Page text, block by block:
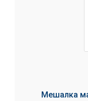
Мешалка